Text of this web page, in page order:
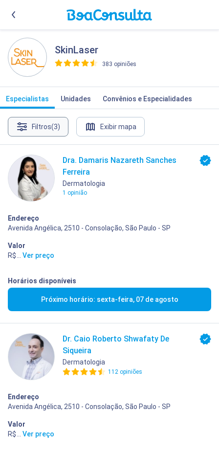
SkinLaser
383 opiniões
Especialistas Unidades Convênios e Especialidades
Filtros(3) Exibir mapa
Dra. Damaris Nazareth Sanches
Ferreira
Dermatologia
1 opinião
Endereço
Avenida Angélica, 2510 - Consolação, São Paulo - SP
Valor
R$ 400,00
Ver preço
Horários disponíveis
Próximo horário: sexta-feira, 07 de agosto
Dr. Caio Roberto Shwafaty De
Siqueira
Dermatologia
112 opiniões
Endereço
Avenida Angélica, 2510 - Consolação, São Paulo - SP
Valor
R$ 400,00
Ver preço